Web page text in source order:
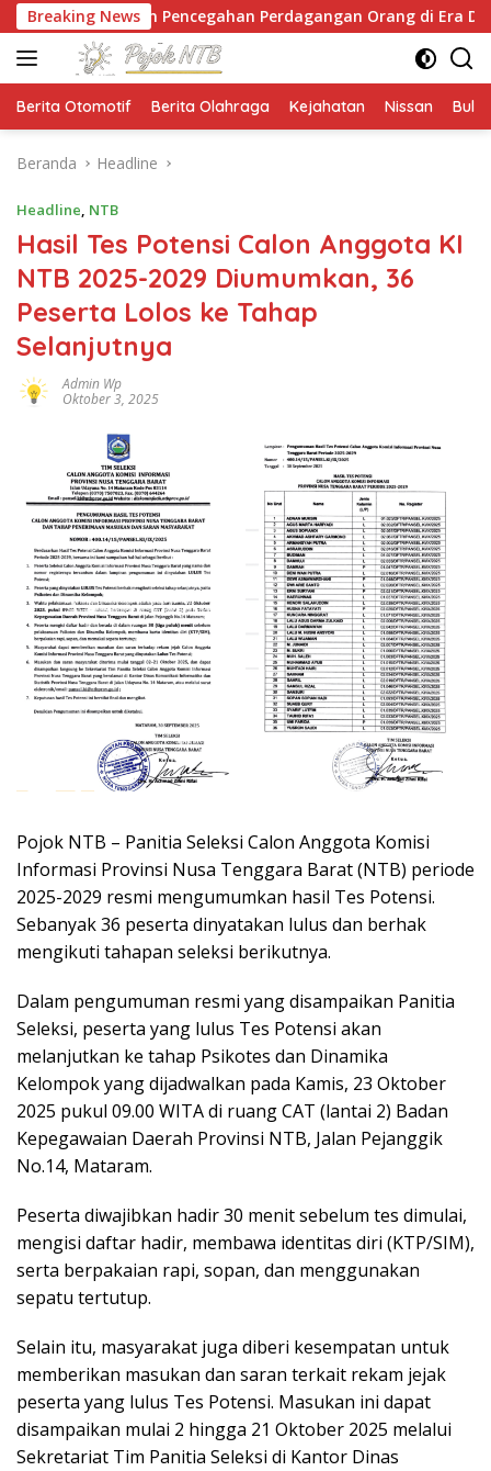
Langsung
ke
konten
Breaking News
Pencegahan Perdagangan Orang di Era Digital
Berita Otomotif Berita Olahraga Kejahatan Nissan
Beranda Headline
Headline, NTB
Hasil Tes Potensi Calon Anggota KI
NTB 2025-2029 Diumumkan, 36
Peserta Lolos ke Tahap
Selanjutnya
Admin Wp
Oktober 3, 2025
Pojok NTB – Panitia Seleksi Calon Anggota Komisi
Informasi Provinsi Nusa Tenggara Barat (NTB) periode
2025-2029 resmi mengumumkan hasil Tes Potensi.
Sebanyak 36 peserta dinyatakan lulus dan berhak
mengikuti tahapan seleksi berikutnya.
Dalam pengumuman resmi yang disampaikan Panitia
Seleksi, peserta yang lulus Tes Potensi akan
melanjutkan ke tahap Psikotes dan Dinamika
Kelompok yang dijadwalkan pada Kamis, 23 Oktober
2025 pukul 09.00 WITA di ruang CAT (lantai 2) Badan
Kepegawaian Daerah Provinsi NTB, Jalan Pejanggik
No.14, Mataram.
Peserta diwajibkan hadir 30 menit sebelum tes dimulai,
mengisi daftar hadir, membawa identitas diri (KTP/SIM),
serta berpakaian rapi, sopan, dan menggunakan
sepatu tertutup.
Selain itu, masyarakat juga diberi kesempatan untuk
memberikan masukan dan saran terkait rekam jejak
peserta yang lulus Tes Potensi. Masukan ini dapat
disampaikan mulai 2 hingga 21 Oktober 2025 melalui
Sekretariat Tim Panitia Seleksi di Kantor Dinas